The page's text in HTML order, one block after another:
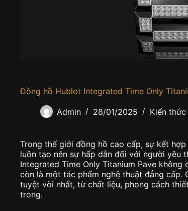
Đồng hồ Hublot Integrated Time Only
Admin 28/01/2025 Kiến thức
Trong thế giới đồng hồ cao cấp, sự kết
luôn tạo nên sự hấp dẫn đối với người yêu
Integrated Time Only Titanium Pave
còn là một tác phẩm nghệ thuật đẳng cấp.
tuyệt vời nhất, từ chất liệu, phong cách
trong.